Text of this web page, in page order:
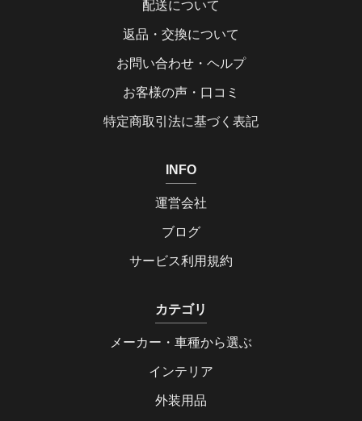
配送について
返品・交換について
お問い合わせ・ヘルプ
お客様の声・口コミ
特定商取引法に基づく表記
INFO
運営会社
ブログ
サービス利用規約
カテゴリ
メーカー・車種から選ぶ
インテリア
外装用品